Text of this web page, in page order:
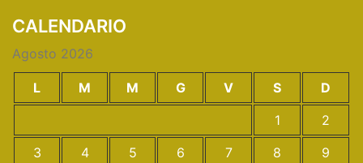
CALENDARIO
Agosto 2026
L M M G V S
D
1
2
3
4 5 6 7 8
9